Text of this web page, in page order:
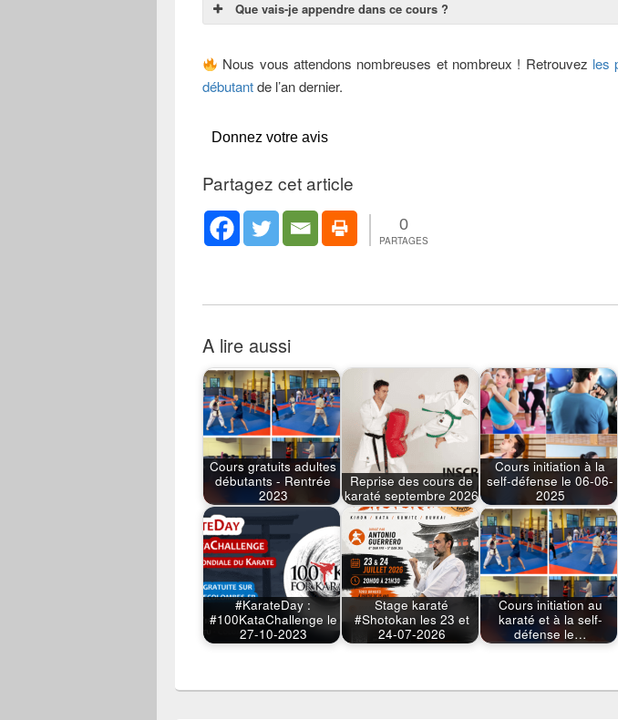
Que vais-je appendre dans ce cours ?
Nous vous attendons nombreuses et nombreux ! Retrouvez les
débutantde l’an dernier.
Donnez votre avis
Partagez cet article
0
PARTAGES
A lire aussi
Cours gratuits adultes
débutants - Rentrée
2023
Reprise des cours de
karaté septembre 2026
Cours initiation à la
self-défense le 06-06-
2025
#KarateDay :
#100KataChallenge le
27-10-2023
Stage karaté
#Shotokan les 23 et
24-07-2026
Cours initiation au
karaté et à la self-
défense le…